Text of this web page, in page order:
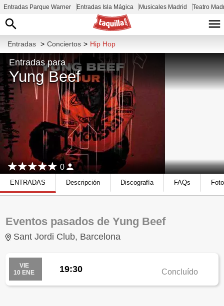
Entradas Parque Warner Entradas Isla Mágica Musicales Madrid Teatro
Entradas > Conciertos > Hip Hop
Entradas para
Yung Beef
0
ENTRADAS Descripción Discografía FAQs
Eventos pasados de Yung Beef
Sant Jordi Club, Barcelona
VIE
10 ENE
19:30 Concluído